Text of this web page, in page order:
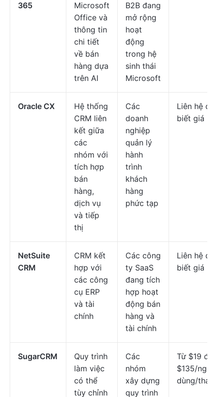
365
Microsoft
Office và
thông tin
chi tiết
về bán
hàng dựa
trên AI
B2B đang
mở rộng
hoạt
động
trong hệ
sinh thái
Microsoft
Oracle CX
Hệ thống
CRM liên
kết giữa
các
nhóm với
tích hợp
bán
hàng,
dịch vụ
và tiếp
thị
Các
doanh
nghiệp
quản lý
hành
trình
khách
hàng
phức tạp
Liên hệ để
biết giá
NetSuite
CRM
CRM kết
hợp với
các công
cụ ERP
và tài
chính
Các công
ty SaaS
đang tích
hợp hoạt
động bán
hàng và
tài chính
Liên hệ để
biết giá
SugarCRM
Quy trình
làm việc
có thể
tùy chỉnh
Các
nhóm
xây dựng
quy trình
Từ $19 đến
$135/
dùng/